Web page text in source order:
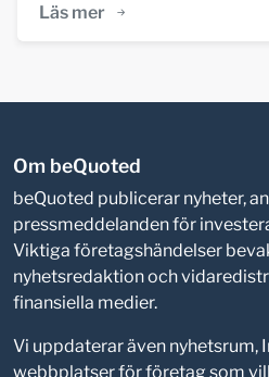
Läs mer
Om beQuoted
beQuoted publicerar nyheter,
pressmeddelanden för
Viktiga företagshändelser
nyhetsredaktion och
finansiella medier.
Vi uppdaterar även nyhetsrum,
webbplatser för företag som